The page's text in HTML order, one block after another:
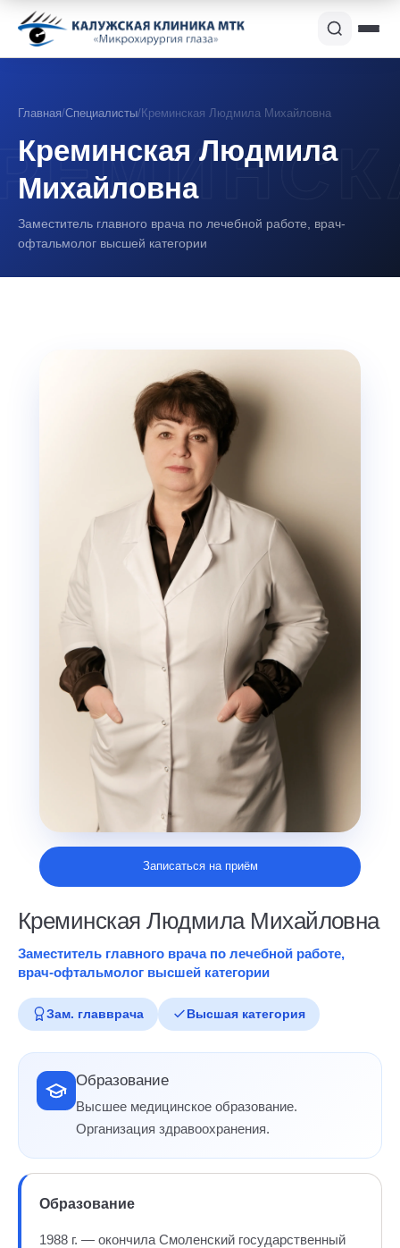
Главная/Специалисты/Креминская Людмила Михайловна
Креминская Людмила
Михайловна
Заместитель главного врача по лечебной работе, врач-
офтальмолог высшей категории
Записаться на приём
Креминская Людмила Михайловна
Заместитель главного врача по лечебной работе,
врач-офтальмолог высшей категории
Зам. главврача Высшая категория
Образование
Высшее медицинское образование.
Организация здравоохранения.
Образование
1988 г. — окончила Смоленский государственный